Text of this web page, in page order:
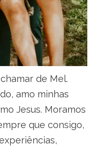
de Mel.
amo minhas
Jesus. Moramos
que consigo,